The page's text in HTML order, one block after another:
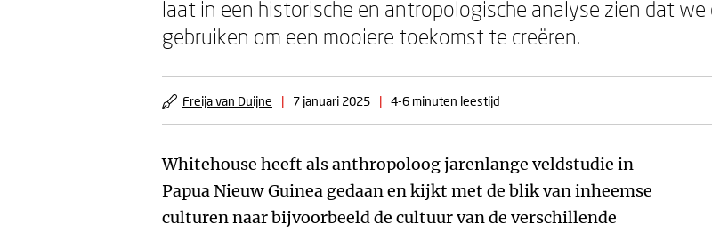
laat in een historische en antropologische analyse zien dat
gebruiken om een mooiere toekomst te creëren.
Freija van Duijne | 7 januari 2025 | 4-6 minuten leestijd
Whitehouse heeft als anthropoloog jarenlange veldstudie in
Papua Nieuw Guinea gedaan en kijkt met de blik van inheemse
culturen naar bijvoorbeeld de cultuur van de verschillende